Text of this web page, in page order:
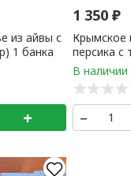
сиропе (0,5